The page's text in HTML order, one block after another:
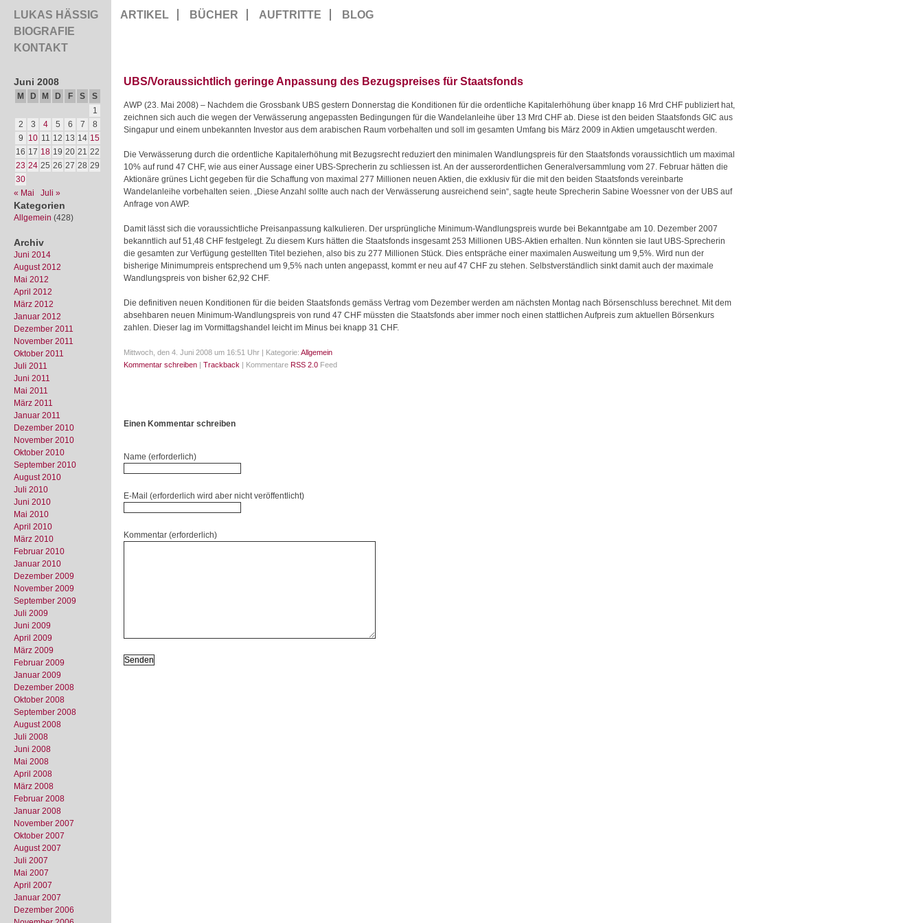
LUKAS HÄSSIG
BIOGRAFIE
KONTAKT
ARTIKEL BÜCHER AUFTRITTE BLOG
Juni 2008
M D M D F S
S
1
2
3 4 5 6 7
8
9
10 11 12 13 14 15
16 17 18 19 20 21 22
23 24 25 26 27 28 29
30
« Mai
Juli »
Kategorien
Allgemein (428)
Archiv
Juni 2014
August 2012
Mai 2012
April 2012
März 2012
Januar 2012
Dezember 2011
November 2011
Oktober 2011
Juli 2011
Juni 2011
Mai 2011
März 2011
Januar 2011
Dezember 2010
November 2010
Oktober 2010
September 2010
August 2010
Juli 2010
Juni 2010
Mai 2010
April 2010
März 2010
Februar 2010
Januar 2010
Dezember 2009
November 2009
September 2009
Juli 2009
Juni 2009
April 2009
März 2009
Februar 2009
Januar 2009
Dezember 2008
Oktober 2008
September 2008
August 2008
Juli 2008
Juni 2008
Mai 2008
April 2008
März 2008
Februar 2008
Januar 2008
November 2007
Oktober 2007
August 2007
Juli 2007
Mai 2007
April 2007
Januar 2007
Dezember 2006
UBS/Voraussichtlich geringe Anpassung des Bezugspreises für Staatsfonds
AWP (23. Mai 2008) – Nachdem die Grossbank UBS gestern Donnerstag die Konditionen für die ordentliche Kapitalerhöhung über knapp 16 Mrd CHF publiziert hat,
zeichnen sich auch die wegen der Verwässerung angepassten Bedingungen für die Wandelanleihe über 13 Mrd CHF ab. Diese ist den beiden Staatsfonds GIC aus
Singapur und einem unbekannten Investor aus dem arabischen Raum vorbehalten und soll im gesamten Umfang bis März 2009 in Aktien umgetauscht werden.
Die Verwässerung durch die ordentliche Kapitalerhöhung mit Bezugsrecht reduziert den minimalen Wandlungspreis für den Staatsfonds voraussichtlich um maximal
10% auf rund 47 CHF, wie aus einer Aussage einer UBS-Sprecherin zu schliessen ist. An der ausserordentlichen Generalversammlung vom 27. Februar hätten die
Aktionäre grünes Licht gegeben für die Schaffung von maximal 277 Millionen neuen Aktien, die exklusiv für die mit den beiden Staatsfonds vereinbarte
Wandelanleihe vorbehalten seien. „Diese Anzahl sollte auch nach der Verwässerung ausreichend sein“, sagte heute Sprecherin Sabine Woessner von der UBS auf
Anfrage von AWP.
Damit lässt sich die voraussichtliche Preisanpassung kalkulieren. Der ursprüngliche Minimum-Wandlungspreis wurde bei Bekanntgabe am 10. Dezember 2007
bekanntlich auf 51,48 CHF festgelegt. Zu diesem Kurs hätten die Staatsfonds insgesamt 253 Millionen UBS-Aktien erhalten. Nun könnten sie laut UBS-Sprecherin
die gesamten zur Verfügung gestellten Titel beziehen, also bis zu 277 Millionen Stück. Dies entspräche einer maximalen Ausweitung um 9,5%. Wird nun der
bisherige Minimumpreis entsprechend um 9,5% nach unten angepasst, kommt er neu auf 47 CHF zu stehen. Selbstverständlich sinkt damit auch der maximale
Wandlungspreis von bisher 62,92 CHF.
Die definitiven neuen Konditionen für die beiden Staatsfonds gemäss Vertrag vom Dezember werden am nächsten Montag nach Börsenschluss berechnet. Mit dem
absehbaren neuen Minimum-Wandlungspreis von rund 47 CHF müssten die Staatsfonds aber immer noch einen stattlichen Aufpreis zum aktuellen Börsenkurs
zahlen. Dieser lag im Vormittagshandel leicht im Minus bei knapp 31 CHF.
Mittwoch, den 4. Juni 2008 um 16:51 Uhr | Kategorie: Allgemein
Kommentar schreiben | Trackback | Kommentare RSS 2.0 Feed
Einen Kommentar schreiben
Name (erforderlich)
E-Mail (erforderlich wird aber nicht veröffentlicht)
Kommentar (erforderlich)